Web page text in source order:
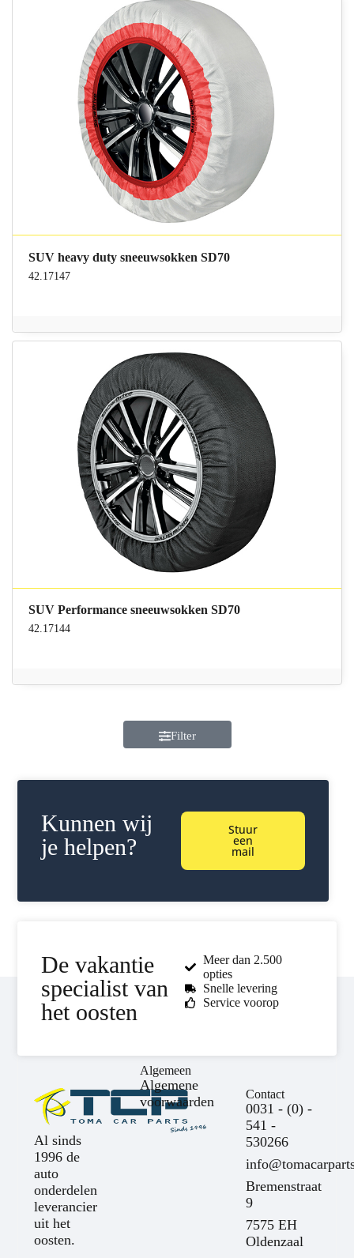
SUV heavy duty sneeuwsokken SD70
42.17147
SUV Performance sneeuwsokken SD70
42.17144
Filter
Kunnen wij
je helpen?
Stuur
een
mail
De vakantie
specialist van
het oosten
Meer dan 2.500
opties
Snelle levering
Service voorop
Al sinds
1996 de
auto
onderdelen
leverancier
uit het
oosten.
Algemeen
Algemene
voorwaarden
Contact
0031 - (0) -
541 -
530266
Bremenstraat
9
7575 EH
Oldenzaal